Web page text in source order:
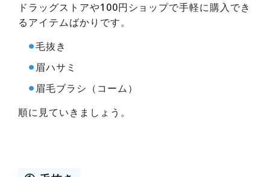
ドラッグストアや100円ショップで手軽に購入でき
るアイテムばかりです。
⚫︎毛抜き
⚫︎眉ハサミ
⚫︎眉毛ブラシ（コーム）
順に見ていきましょう。